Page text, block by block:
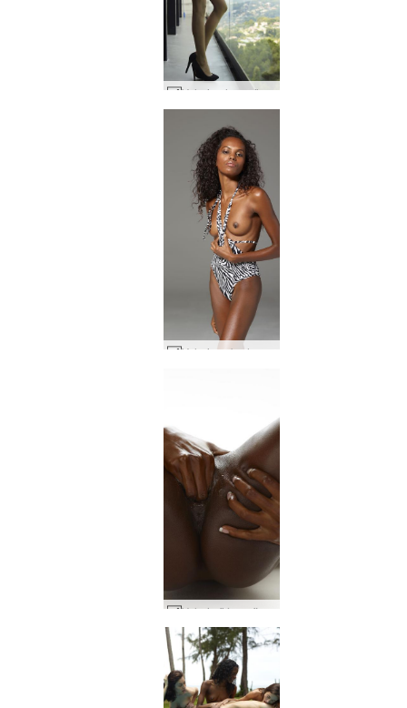
Valerie glerverönd eftir Alya #47
Valerie fjórum fingrum #17